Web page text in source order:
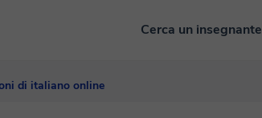
Cerca un insegnante
di italiano online